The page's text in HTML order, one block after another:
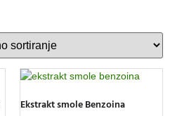
Ekstrakt smole Benzoina